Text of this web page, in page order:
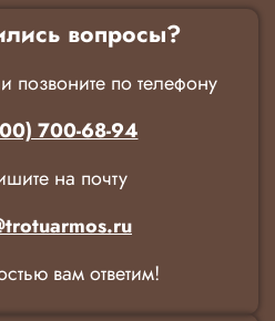
вопросы?
позвоните по телефону
700-68-94
на почту
вам ответим!